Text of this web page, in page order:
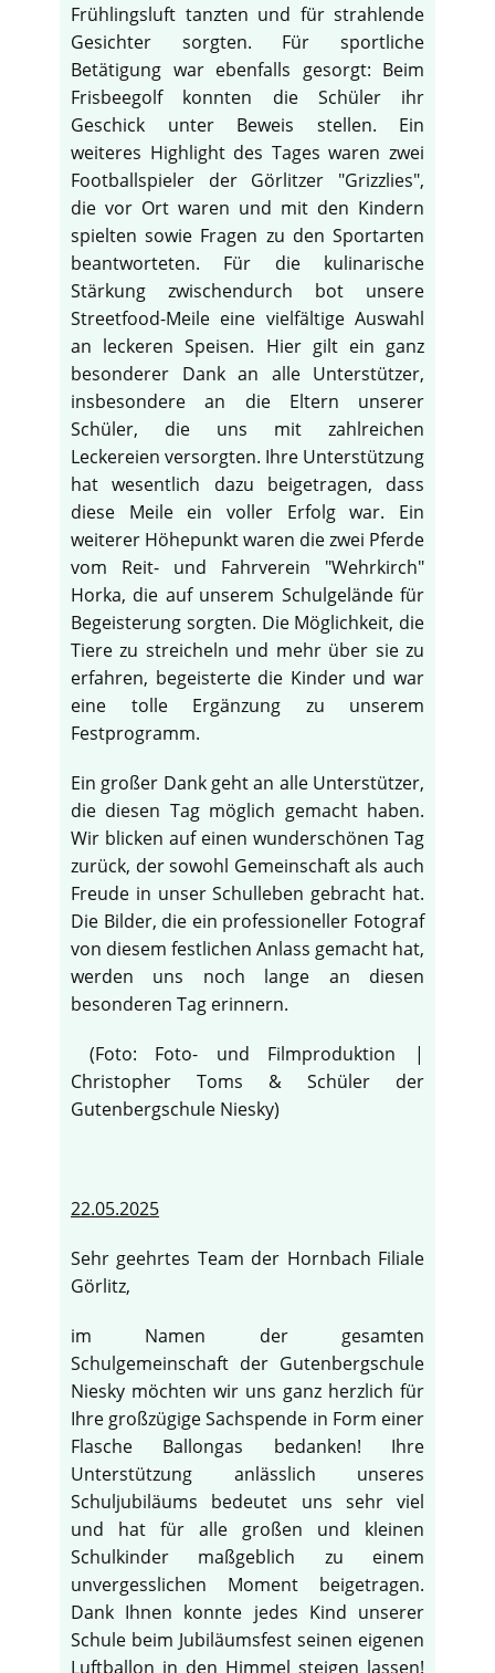
Frühlingsluft tanzten und für strahlende
Gesichter sorgten. Für sportliche
Betätigung war ebenfalls gesorgt: Beim
Frisbeegolf konnten die Schüler ihr
Geschick unter Beweis stellen. Ein
weiteres Highlight des Tages waren zwei
Footballspieler der Görlitzer "Grizzlies",
die vor Ort waren und mit den Kindern
spielten sowie Fragen zu den Sportarten
beantworteten. Für die kulinarische
Stärkung zwischendurch bot unsere
Streetfood-Meile eine vielfältige Auswahl
an leckeren Speisen. Hier gilt ein ganz
besonderer Dank an alle Unterstützer,
insbesondere an die Eltern unserer
Schüler, die uns mit zahlreichen
Leckereien versorgten. Ihre Unterstützung
hat wesentlich dazu beigetragen, dass
diese Meile ein voller Erfolg war. Ein
weiterer Höhepunkt waren die zwei Pferde
vom Reit- und Fahrverein "Wehrkirch"
Horka, die auf unserem Schulgelände für
Begeisterung sorgten. Die Möglichkeit, die
Tiere zu streicheln und mehr über sie zu
erfahren, begeisterte die Kinder und war
eine tolle Ergänzung zu unserem
Festprogramm.
Ein großer Dank geht an alle Unterstützer,
die diesen Tag möglich gemacht haben.
Wir blicken auf einen wunderschönen Tag
zurück, der sowohl Gemeinschaft als auch
Freude in unser Schulleben gebracht hat.
Die Bilder, die ein professioneller Fotograf
von diesem festlichen Anlass gemacht hat,
werden uns noch lange an diesen
besonderen Tag erinnern.
(Foto: Foto- und Filmproduktion |
Christopher Toms & Schüler der
Gutenbergschule Niesky)
22.05.2025
Sehr geehrtes Team der Hornbach Filiale
Görlitz,
im Namen der gesamten
Schulgemeinschaft der Gutenbergschule
Niesky möchten wir uns ganz herzlich für
Ihre großzügige Sachspende in Form einer
Flasche Ballongas bedanken! Ihre
Unterstützung anlässlich unseres
Schuljubiläums bedeutet uns sehr viel
und hat für alle großen und kleinen
Schulkinder maßgeblich zu einem
unvergesslichen Moment beigetragen.
Dank Ihnen konnte jedes Kind unserer
Schule beim Jubiläumsfest seinen eigenen
Luftballon in den Himmel steigen lassen!